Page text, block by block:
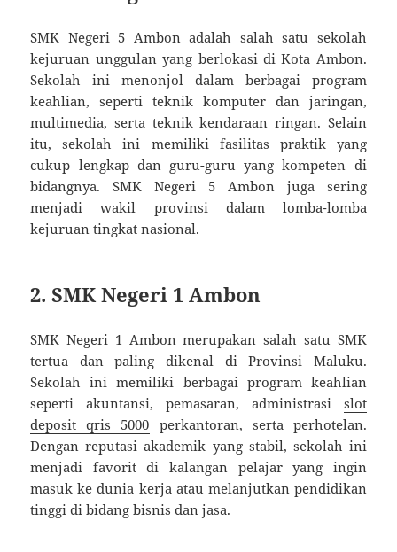
SMK Negeri 5 Ambon adalah salah satu sekolah
kejuruan unggulan yang berlokasi di Kota Ambon.
Sekolah ini menonjol dalam berbagai program
keahlian, seperti teknik komputer dan jaringan,
multimedia, serta teknik kendaraan ringan. Selain
itu, sekolah ini memiliki fasilitas praktik yang
cukup lengkap dan guru-guru yang kompeten di
bidangnya. SMK Negeri 5 Ambon juga sering
menjadi wakil provinsi dalam lomba-lomba
kejuruan tingkat nasional.
2. SMK Negeri 1 Ambon
SMK Negeri 1 Ambon merupakan salah satu SMK
tertua dan paling dikenal di Provinsi Maluku.
Sekolah ini memiliki berbagai program keahlian
seperti akuntansi, pemasaran, administrasi slot
deposit qris 5000 perkantoran, serta perhotelan.
Dengan reputasi akademik yang stabil, sekolah ini
menjadi favorit di kalangan pelajar yang ingin
masuk ke dunia kerja atau melanjutkan pendidikan
tinggi di bidang bisnis dan jasa.